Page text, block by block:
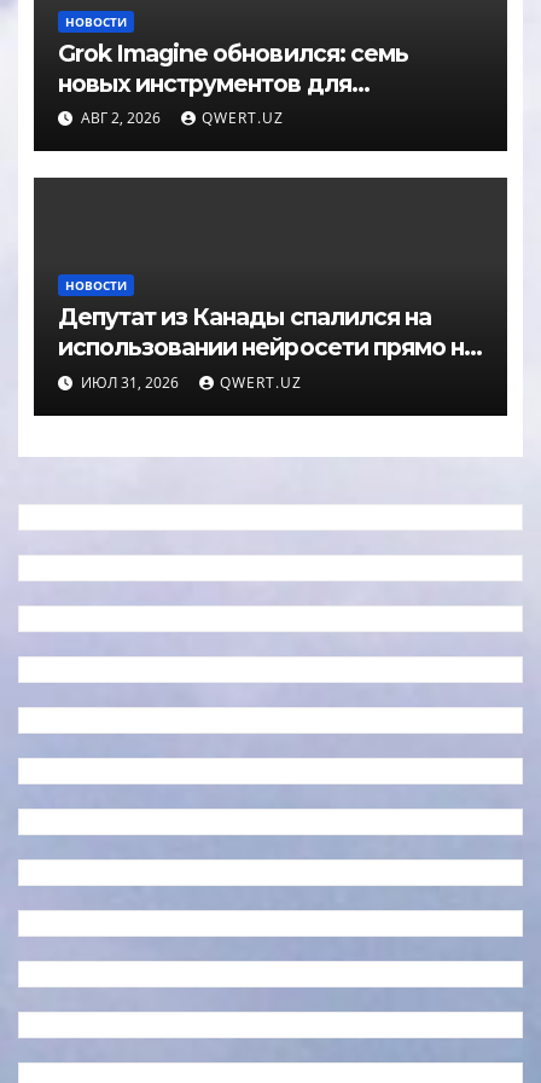
НОВОСТИ
Grok Imagine обновился: семь
новых инструментов для
редактирования фото
АВГ 2, 2026 QWERT.UZ
НОВОСТИ
Депутат из Канады спалился на
использовании нейросети прямо на
заседании
ИЮЛ 31, 2026 QWERT.UZ